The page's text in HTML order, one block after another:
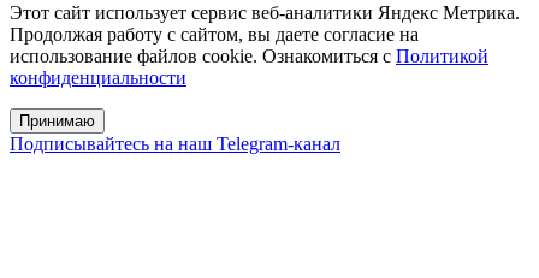
Этот сайт использует сервис веб-аналитики Яндекс Метрика.
Продолжая работу с сайтом, вы даете согласие на
использование файлов cookie. Ознакомиться с Политикой
конфиденциальности
Принимаю
Подписывайтесь на наш Telegram-канал